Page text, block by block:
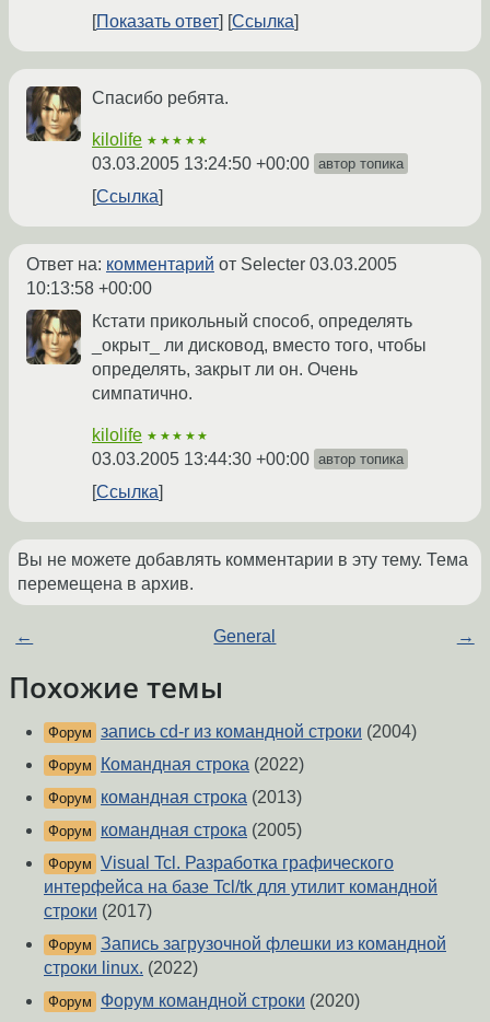
Показать ответ
Ссылка
Спасибо ребята.
kilolife ★★★★★
03.03.2005 13:24:50 +00:00 автор топика
Ссылка
Ответ на: комментарий от Selecter 03.03.2005
10:13:58 +00:00
Кстати прикольный способ, определять
_окрыт_ ли дисковод, вместо того, чтобы
определять, закрыт ли он. Очень
симпатично.
kilolife ★★★★★
03.03.2005 13:44:30 +00:00 автор топика
Ссылка
Вы не можете добавлять комментарии в эту тему. Тема
перемещена в архив.
← General →
Похожие темы
Форум запись cd-r из командной строки (2004)
Форум Командная строка (2022)
Форум командная строка (2013)
Форум командная строка (2005)
Форум Visual Tcl. Разработка графического
интерфейса на базе Tcl/tk для утилит командной
строки (2017)
Форум Запись загрузочной флешки из командной
строки linux. (2022)
Форум Форум командной строки (2020)